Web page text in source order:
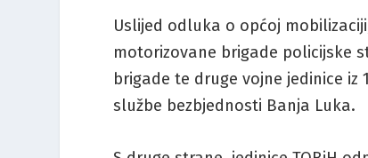
Uslijed odluka o općoj
motorizovane brigade policijske
brigade te druge vojne jedinice iz
službe bezbjednosti Banja Luka.